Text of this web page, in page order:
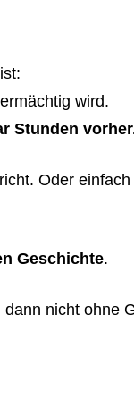
wird.
Stunden
Oder
Geschichte.
nicht ohne